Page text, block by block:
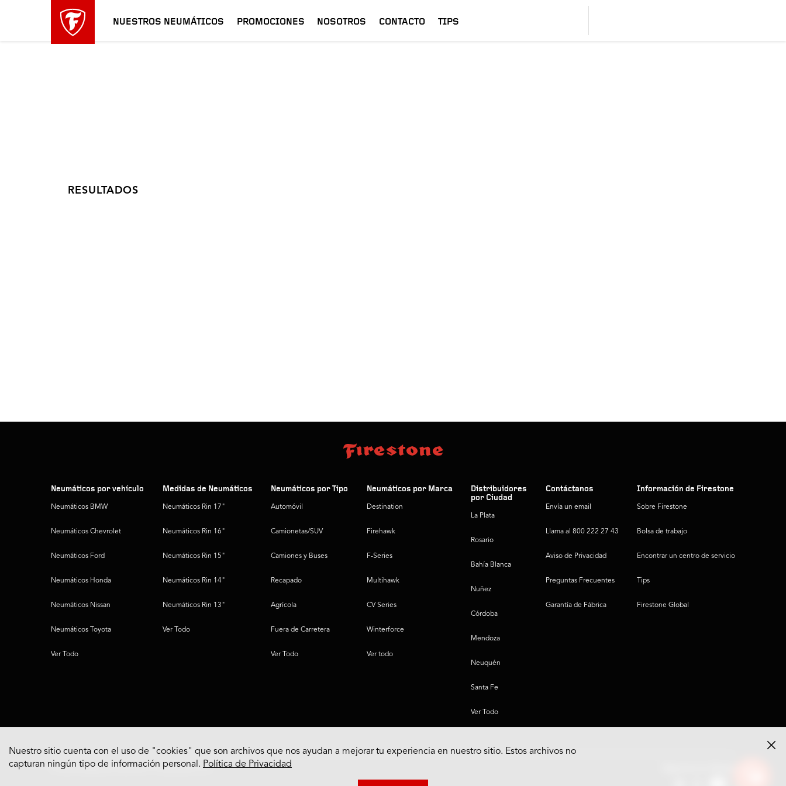
NUESTROS NEUMÁTICOS PROMOCIONES NOSOTROS CONTACTO TIPS
RESULTADOS
Neumáticos por vehículo
Neumáticos BMW
Neumáticos Chevrolet
Neumáticos Ford
Neumáticos Honda
Neumáticos Nissan
Neumáticos Toyota
Ver Todo
Medidas de Neumáticos
Neumáticos Rin 17"
Neumáticos Rin 16"
Neumáticos Rin 15"
Neumáticos Rin 14"
Neumáticos Rin 13"
Ver Todo
Neumáticos por Tipo
Automóvil
Camionetas/SUV
Camiones y Buses
Recapado
Agrícola
Fuera de Carretera
Ver Todo
Neumáticos por Marca
Destination
Firehawk
F-Series
Multihawk
CV Series
Winterforce
Ver todo
Distribuidores
por Ciudad
La Plata
Rosario
Bahía Blanca
Nuñez
Córdoba
Mendoza
Neuquén
Santa Fe
Ver Todo
Contáctanos
Envía un email
Llama al 800 222 27 43
Aviso de Privacidad
Preguntas Frecuentes
Garantía de Fábrica
Información de Firestone
Sobre Firestone
Bolsa de trabajo
Encontrar un centro de servicio
Tips
Firestone Global
© 2022 Bridgestone Americas Tire Operations, LLC
Nuestro sitio cuenta con el uso de "cookies" que son archivos que nos ayudan a mejorar tu experiencia en nuestro sitio. Estos archivos no
capturan ningún tipo de información personal. Política de Privacidad